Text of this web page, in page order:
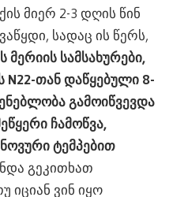
მიერ 2-3 დღის წინ
სადაც ის წერს,
სამსახურები,
N22-თან დაწყებული 8-
გამოიწვევდა
ჩამოწვა,
ტემპებით
გეკითხათ
იციან ვინ იყო